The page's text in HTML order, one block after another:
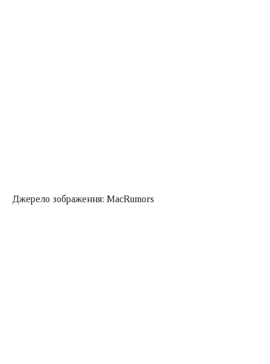
Джерело зображення: MacRumors